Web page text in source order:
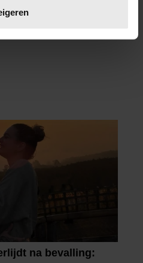
in het
analyseren. Ook delen we
adverteren en analyse. Deze
combineren met andere
verstrekt of die ze hebben
gebruik van hun services. U
KONINGSDAG